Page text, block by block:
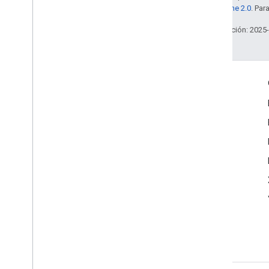
licencia Apache 2.0 .
Última actualización: